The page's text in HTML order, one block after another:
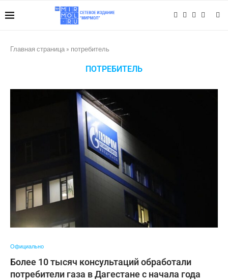
Главная страница » потребитель
ПОТРЕБИТЕЛЬ
Официально
Более 10 тысяч консультаций обработали
потребители газа в Дагестане с начала года